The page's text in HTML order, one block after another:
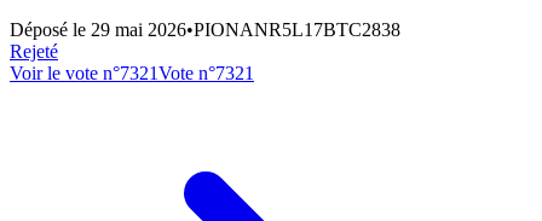
Déposé le 29 mai 2026•PIONANR5L17BTC2838
Rejeté
Voir le vote n°7321Vote n°7321